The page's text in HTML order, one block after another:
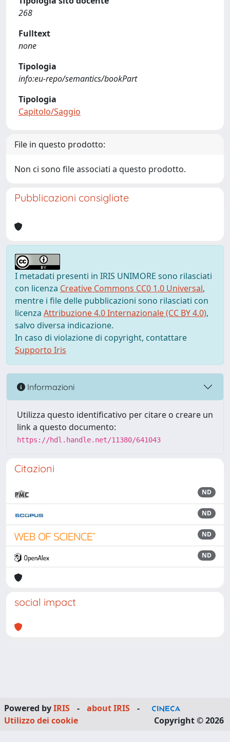
268
Fulltext
none
Tipologia
info:eu-repo/semantics/bookPart
Tipologia
Capitolo/Saggio
File in questo prodotto:
Non ci sono file associati a questo prodotto.
Pubblicazioni consigliate
I metadati presenti in IRIS UNIMORE sono rilasciati
con licenza Creative Commons CC0 1.0 Universal,
mentre i file delle pubblicazioni sono rilasciati con
licenza Attribuzione 4.0 Internazionale (CC BY 4.0),
salvo diversa indicazione.
In caso di violazione di copyright, contattare
Supporto Iris
Informazioni
Utilizza questo identificativo per citare o creare un
link a questo documento:
https://hdl.handle.net/11380/641043
Citazioni
ND
ND
ND
ND
social impact
Powered byIRIS - about IRIS
-
Utilizzo dei cookie
Copyright © 2026